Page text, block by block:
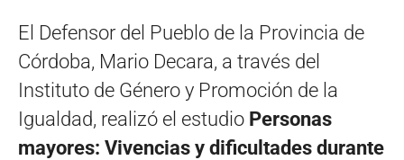
El Defensor del Pueblo de la Provincia de
Córdoba, Mario Decara, a través del
Instituto de Género y Promoción de la
Igualdad, realizó el estudio Personas
mayores: Vivencias y dificultades durante